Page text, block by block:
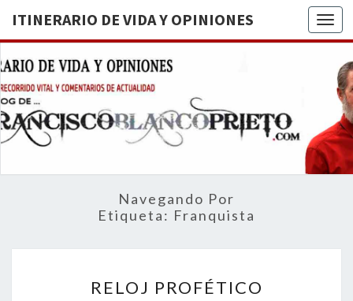
ITINERARIO DE VIDA Y OPINIONES
DE
BREVE
RECORRIDO
VITAL Y
ACTUALIDAD
Navegando Por
Etiqueta: Franquista
PROFÉTICO
RELOJ PROFÉTICO